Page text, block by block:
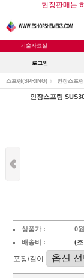
현장판매는
기술자료실
로그인
스프링(SPRING) 인장스프링
인장스프링
상품가 :
0원
배송비 :
(
포장/길이